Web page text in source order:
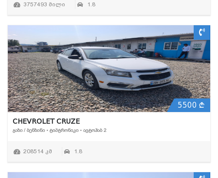
3757493 მილი 1.8
5500
CHEVROLET CRUZE
ᲒᲐᲖᲘ / ᲑᲔᲜᲖᲘᲜᲘ • ᲢᲘᲞᲢᲠᲝᲜᲘᲙᲘ • ᲐᲕᲢᲝᲰᲐᲑ 2
208514 კმ 1.8